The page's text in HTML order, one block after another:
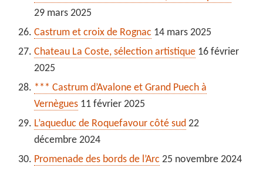
29 mars 2025
Castrum et croix de Rognac 14 mars 2025
Chateau La Coste, sélection artistique 16 février
2025
*** Castrum d’Avalone et Grand Puech à
Vernègues 11 février 2025
L’aqueduc de Roquefavour côté sud 22
décembre 2024
Promenade des bords de l’Arc 25 novembre 2024